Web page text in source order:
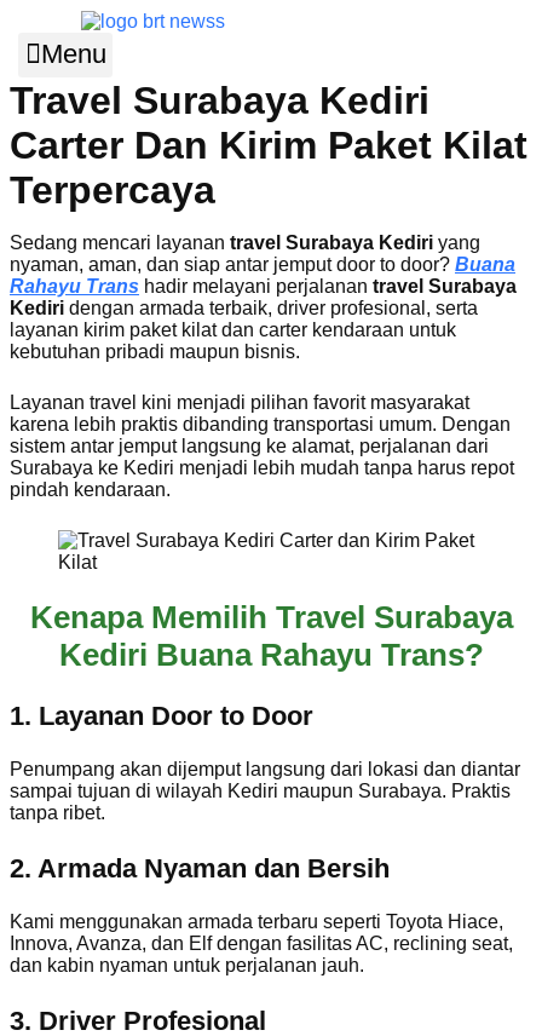
ke
kontenMenu
Travel Surabaya Kediri
Carter Dan Kirim Paket Kilat
Terpercaya
Sedang mencari layanan travel Surabaya Kediri yang
nyaman, aman, dan siap antar jemput door to door? Buana
Rahayu Trans hadir melayani perjalanan travel Surabaya
Kediri dengan armada terbaik, driver profesional, serta
layanan kirim paket kilat dan carter kendaraan untuk
kebutuhan pribadi maupun bisnis.
Layanan travel kini menjadi pilihan favorit masyarakat
karena lebih praktis dibanding transportasi umum. Dengan
sistem antar jemput langsung ke alamat, perjalanan dari
Surabaya ke Kediri menjadi lebih mudah tanpa harus repot
pindah kendaraan.
Kenapa Memilih Travel Surabaya
Kediri Buana Rahayu Trans?
1. Layanan Door to Door
Penumpang akan dijemput langsung dari lokasi dan diantar
sampai tujuan di wilayah Kediri maupun Surabaya. Praktis
tanpa ribet.
2. Armada Nyaman dan Bersih
Kami menggunakan armada terbaru seperti Toyota Hiace,
Innova, Avanza, dan Elf dengan fasilitas AC, reclining seat,
dan kabin nyaman untuk perjalanan jauh.
3. Driver Profesional